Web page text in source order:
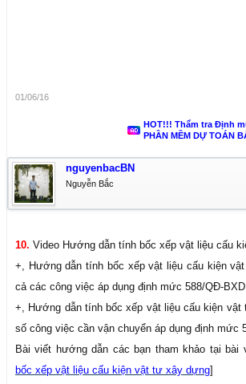
01/06/16
HOT!!! Thẩm tra Định
PHẦN MỀM DỰ TOÁN
nguyenbacBN
Nguyễn Bắc
10. Video Hướng dẫn tính bốc xếp vật liệu cấu
+, Hướng dẫn tính bốc xếp vật liệu cấu kiện
cả các công việc áp dụng định mức 588/QĐ-
+, Hướng dẫn tính bốc xếp vật liệu cấu kiện
số công việc cần vận chuyển áp dụng định mức
Bài viết hướng dẫn các bạn tham khảo tại bài
bốc xếp vật liệu cấu kiện vật tư xây dựng]